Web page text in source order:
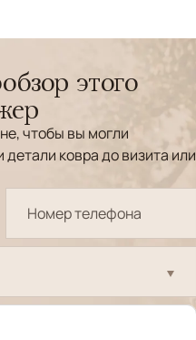
этого
чтобы вы могли
ковра до визита или